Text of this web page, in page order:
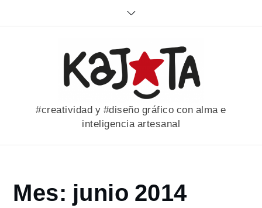
#creatividad y #diseño gráfico con alma e
inteligencia artesanal
Home
2014
Mes: junio 2014